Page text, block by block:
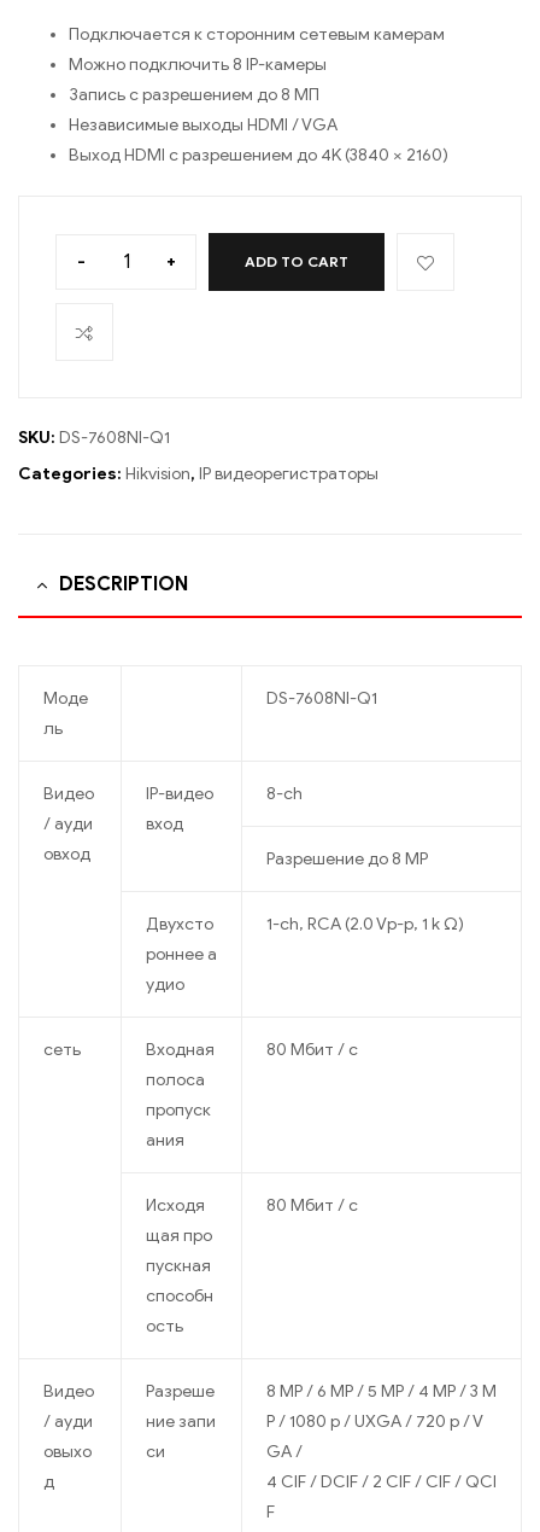
Подключается к сторонним сетевым камерам
Можно подключить 8 IP-камеры
Запись с разрешением до 8 МП
Независимые выходы HDMI / VGA
Выход HDMI с разрешением до 4K (3840 × 2160)
- + ADD TO CART
SKU: DS-7608NI-Q1
Categories: Hikvision, IP видеорегистраторы
DESCRIPTION
Моде
ль
DS-7608NI-Q1
Видео
/ ауди
овход
IP-видео
вход
8-ch
Разрешение до 8 MP
Двухсто
роннее а
удио
1-ch, RCA (2.0 Vp-p, 1 k Ω)
сеть
Входная
полоса
пропуск
ания
80 Мбит / с
Исходя
щая про
пускная
способн
ость
80 Мбит / с
Видео
/ ауди
овыхо
д
Разреше
ние запи
си
8 MP / 6 MP / 5 MP / 4 MP / 3 M
P / 1080 p / UXGA / 720 p / V
GA /
4 CIF / DCIF / 2 CIF / CIF / QCI
F